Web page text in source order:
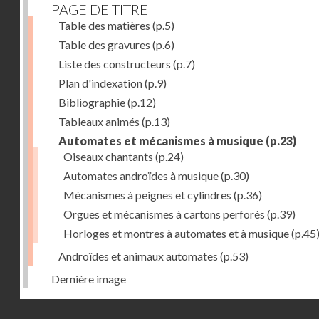
PAGE DE TITRE
Table des matières (p.5)
Table des gravures (p.6)
Liste des constructeurs (p.7)
Plan d'indexation(p.9)
Bibliographie(p.12)
Tableaux animés (p.13)
Automates et mécanismes à musique (p.23)
Oiseaux chantants (p.24)
Automates androïdes à musique(p.30)
Mécanismes à peignes et cylindres (p.36)
Orgues et mécanismes à cartons perforés (p.39)
Horloges et montres à automates et à musique(p.45)
Androïdes et animaux automates (p.53)
Dernière image